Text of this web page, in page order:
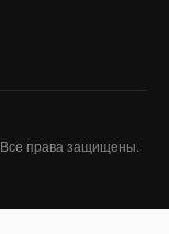
Все права защищены.